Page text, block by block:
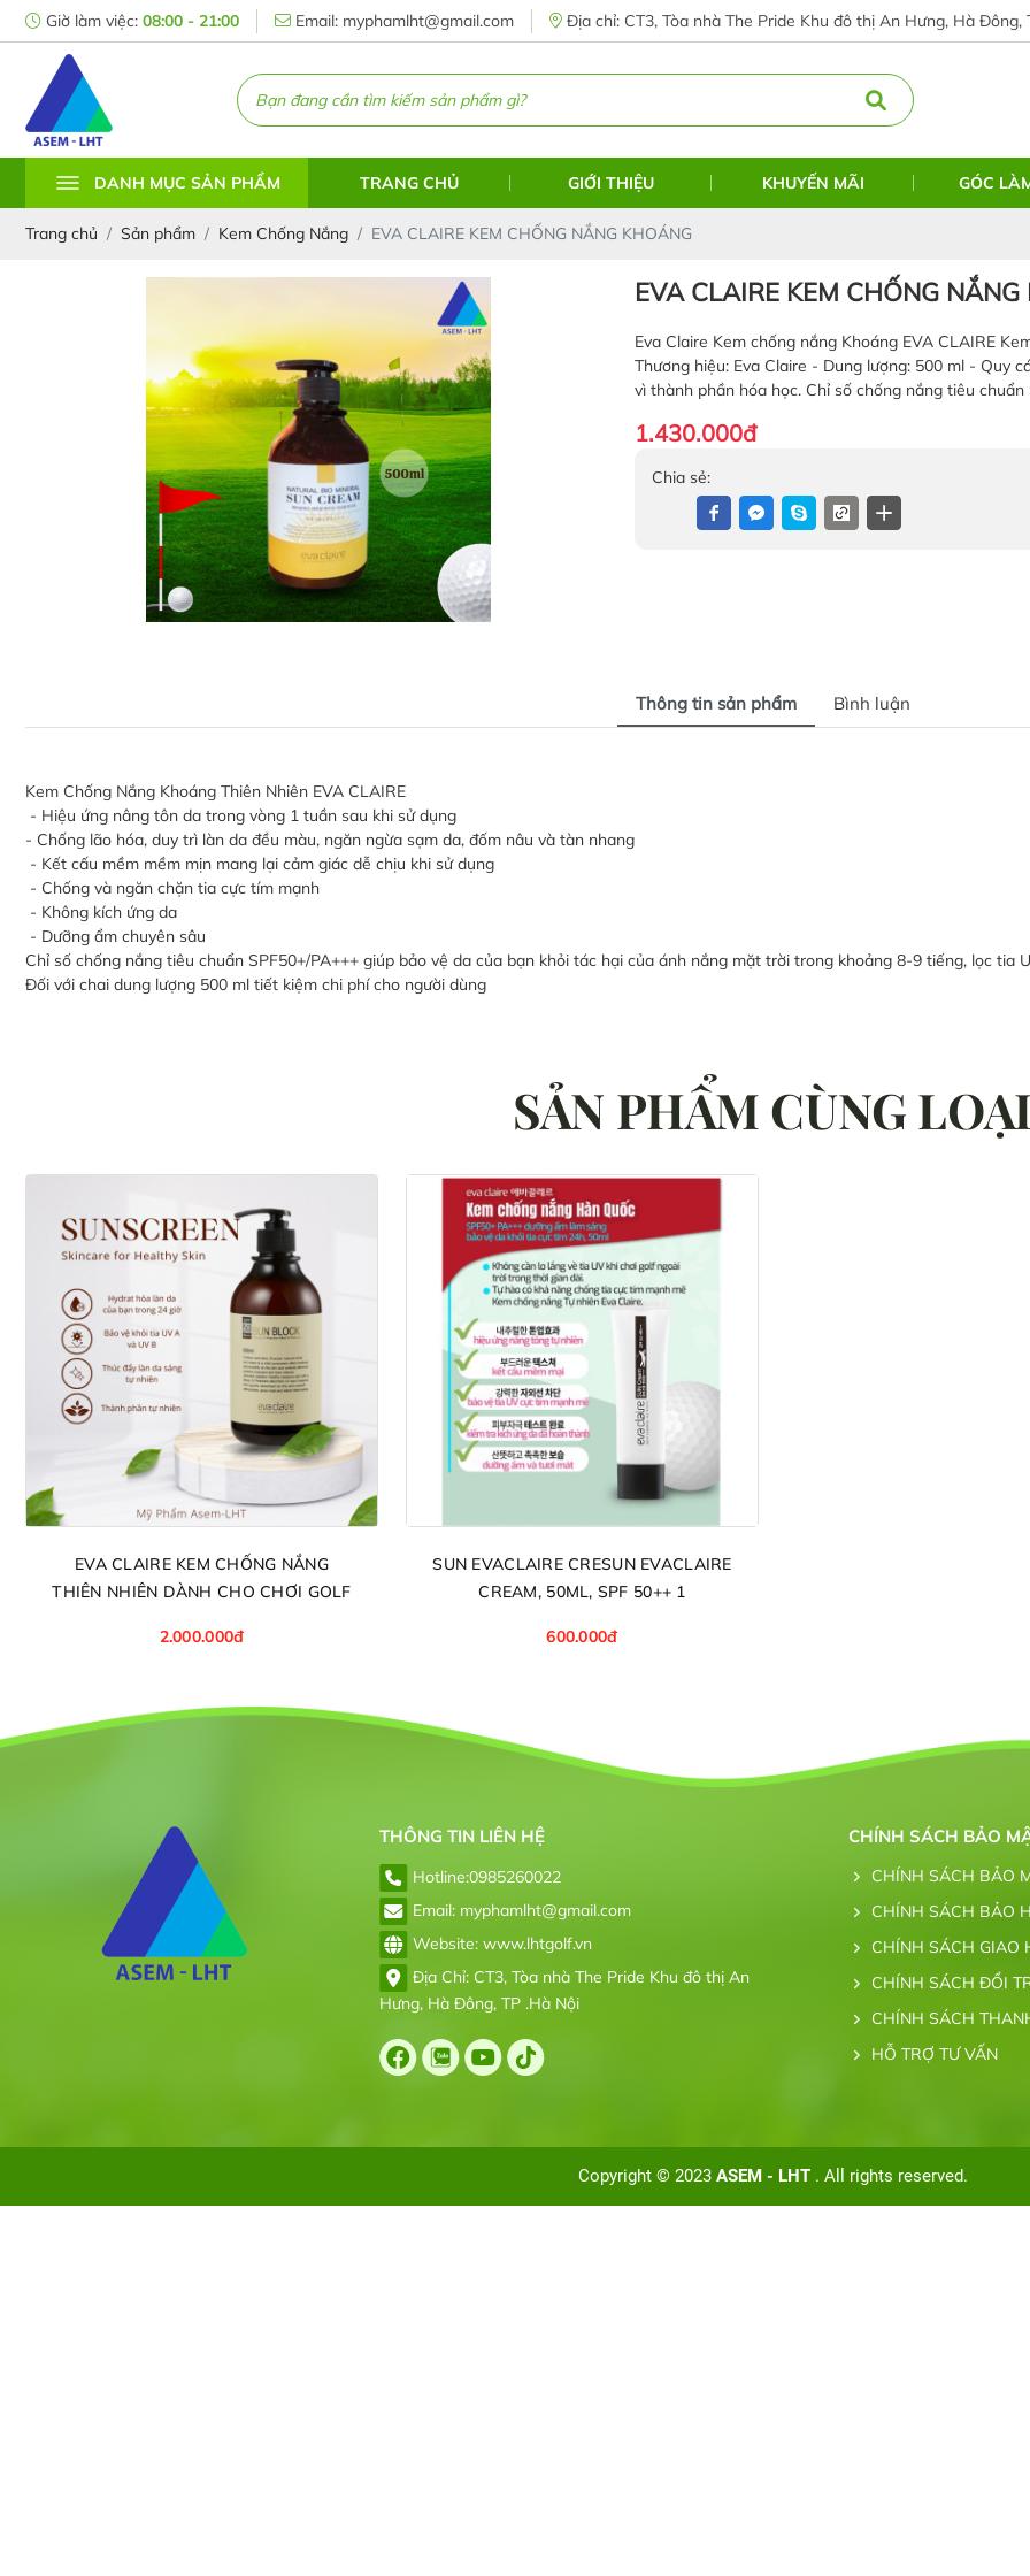
Giờ làm việc: 08:00 - 21:00 Email: myphamlht@gmail.com Địa chỉ: CT3, Tòa nhà The Pride Khu đô thị An Hưng, Hà Đông,
DANH MỤC SẢN PHẨM TRANG CHỦ GIỚI THIỆU KHUYẾN MÃI GÓC
Trang chủ Sản phẩm Kem Chống Nắng EVA CLAIRE KEM CHỐNG NẮNG KHOÁNG
EVA CLAIRE KEM CHỐNG
Eva Claire Kem chống nắng Khoáng EVA CLAIRE
Thương hiệu: Eva Claire - Dung lượng: 500 ml - Quy
vì thành phần hóa học. Chỉ số chống nắng tiêu chuẩn
1.430.000đ
Chia sẻ:
Thông tin sản phẩm Bình luận
Kem Chống Nắng Khoáng Thiên Nhiên EVA CLAIRE
- Hiệu ứng nâng tôn da trong vòng 1 tuần sau khi sử dụng
- Chống lão hóa, duy trì làn da đều màu, ngăn ngừa sạm da, đốm nâu và tàn nhang
- Kết cấu mềm mềm mịn mang lại cảm giác dễ chịu khi sử dụng
- Chống và ngăn chặn tia cực tím mạnh
- Không kích ứng da
- Dưỡng ẩm chuyên sâu
Chỉ số chống nắng tiêu chuẩn SPF50+/PA+++ giúp bảo vệ da của bạn khỏi tác hại của ánh nắng mặt trời trong khoảng 8-9 tiếng, lọc tia
Đối với chai dung lượng 500 ml tiết kiệm chi phí cho người dùng
SẢN PHẨM CÙNG
EVA CLAIRE KEM CHỐNG NẮNG
THIÊN NHIÊN DÀNH CHO CHƠI GOLF
2.000.000đ
SUN EVACLAIRE CRESUN EVACLAIRE
CREAM, 50ML, SPF 50++ 1
600.000đ
THÔNG TIN LIÊN HỆ
Hotline:0985260022
Email: myphamlht@gmail.com
Website: www.lhtgolf.vn
Địa Chỉ: CT3, Tòa nhà The Pride Khu đô thị An
Hưng, Hà Đông, TP .Hà Nội
CHÍNH SÁCH BẢO
CHÍNH SÁCH BẢO
CHÍNH SÁCH BẢO
CHÍNH SÁCH GIAO
CHÍNH SÁCH ĐỔI
CHÍNH SÁCH
HỖ TRỢ TƯ VẤN
Copyright © 2023 ASEM - LHT . All rights reserved.